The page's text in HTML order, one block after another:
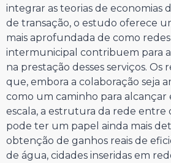
integrar as teorias de economias
de transação, o estudo oferece
mais aprofundada de como
intermunicipal contribuem para
na prestação desses serviços. Os
que, embora a colaboração seja
como um caminho para alcançar
escala, a estrutura da rede entre
pode ter um papel ainda mais
obtenção de ganhos reais de
de água, cidades inseridas em